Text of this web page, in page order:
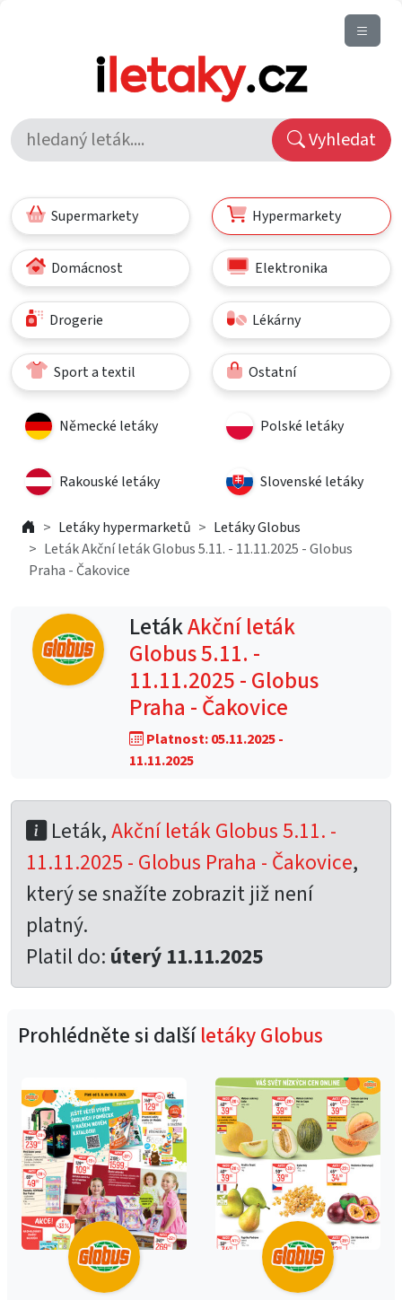
Vyhledat
Supermarkety Hypermarkety
Domácnost Elektronika
Drogerie Lékárny
Sport a textil Ostatní
Německé letáky Polské letáky
Rakouské letáky Slovenské letáky
Letáky hypermarketů
Letáky Globus
Leták Akční leták Globus 5.11. - 11.11.2025 - Globus
Praha - Čakovice
LetákAkční leták
Globus 5.11. -
11.11.2025 - Globus
Praha - Čakovice
Platnost: 05.11.2025 -
11.11.2025
Leták,Akční leták Globus 5.11. -
11.11.2025 - Globus Praha - Čakovice,
který se snažíte zobrazit již není
platný.
Platil do: úterý 11.11.2025
Prohlédněte si dalšíletáky Globus